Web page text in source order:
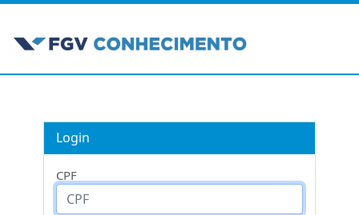
Login
CPF